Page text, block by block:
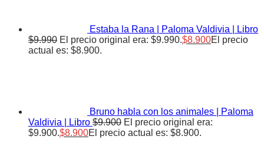
Estaba la Rana | Paloma Valdivia | Libro
$9.990 El precio original era: $9.990.$8.900El precio
actual es: $8.900.
Bruno habla con los animales | Paloma
Valdivia | Libro $9.900 El precio original era:
$9.900.$8.900El precio actual es: $8.900.